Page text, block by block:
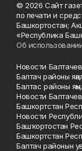
© 2026 Сайт
по печати и
Башкортостан;
«Республика
Об
Новости
Балтач районы
Балтас районы
Новости
Башкортстан
Новости
Башҡортостан
Башкортстан
Балтач районын